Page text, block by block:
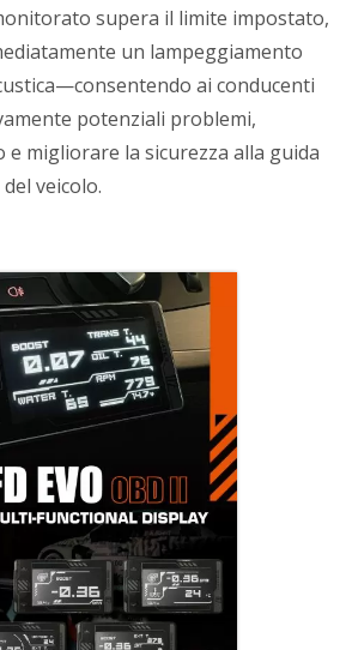
supera il limite impostato,
un lampeggiamento
ai conducenti
potenziali problemi,
migliorare la sicurezza alla guida
veicolo.